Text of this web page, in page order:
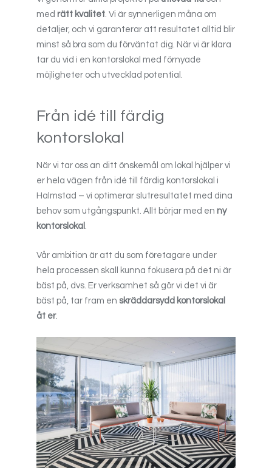
med rätt kvalitet . Vi är synnerligen måna om
detaljer, och vi garanterar att resultatet alltid blir
minst så bra som du förväntat dig. När vi är klara
tar du vid i en kontorslokal med förnyade
möjligheter och utvecklad potential.
Från idé till färdig
kontorslokal
När vi tar oss an ditt önskemål om lokal hjälper vi
er hela vägen från idé till färdig kontorslokal i
Halmstad – vi optimerar slutresultatet med dina
behov som utgångspunkt. Allt börjar med en ny
kontorslokal .
Vår ambition är att du som företagare under
hela processen skall kunna fokusera på det ni är
bäst på, dvs. Er verksamhet så gör vi det vi är
bäst på, tar fram en skräddarsydd kontorslokal
åt er.